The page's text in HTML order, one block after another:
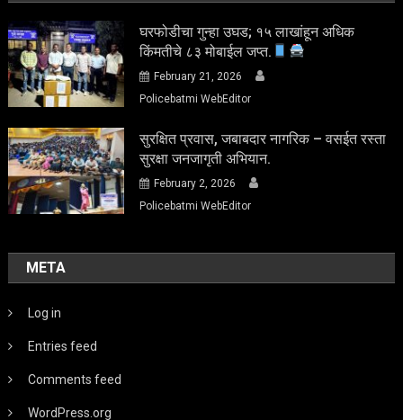
घरफोडीचा गुन्हा उघड; १५ लाखांहून अधिक
किंमतीचे ८३ मोबाईल जप्त.
February 21, 2026
Policebatmi WebEditor
सुरक्षित प्रवास, जबाबदार नागरिक – वसईत रस्ता
सुरक्षा जनजागृती अभियान.
February 2, 2026
Policebatmi WebEditor
META
Log in
Entries feed
Comments feed
WordPress.org